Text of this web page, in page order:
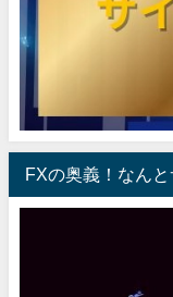
FXの奥義！なん